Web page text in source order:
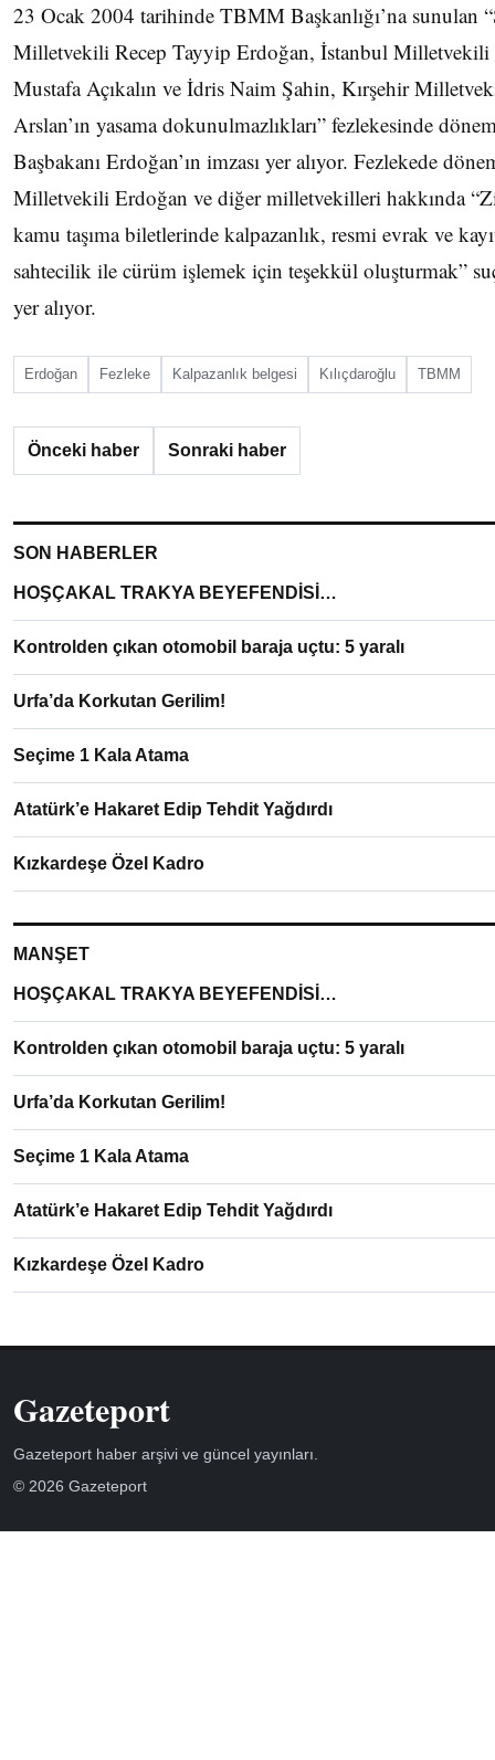
23 Ocak 2004 tarihinde TBMM Başkanlığı’na sunulan
Milletvekili Recep Tayyip Erdoğan, İstanbul Milletvekili
Mustafa Açıkalın ve İdris Naim Şahin, Kırşehir
Arslan’ın yasama dokunulmazlıkları” fezlekesinde
Başbakanı Erdoğan’ın imzası yer alıyor. Fezlekede
Milletvekili Erdoğan ve diğer milletvekilleri hakkında
kamu taşıma biletlerinde kalpazanlık, resmi evrak ve
sahtecilik ile cürüm işlemek için teşekkül oluşturmak”
yer alıyor.
Erdoğan Fezleke Kalpazanlık belgesi Kılıçdaroğlu TBMM
Önceki haber Sonraki haber
SON HABERLER
HOŞÇAKAL TRAKYA BEYEFENDİSİ…
Kontrolden çıkan otomobil baraja uçtu: 5 yaralı
Urfa’da Korkutan Gerilim!
Seçime 1 Kala Atama
Atatürk’e Hakaret Edip Tehdit Yağdırdı
Kızkardeşe Özel Kadro
MANŞET
HOŞÇAKAL TRAKYA BEYEFENDİSİ…
Kontrolden çıkan otomobil baraja uçtu: 5 yaralı
Urfa’da Korkutan Gerilim!
Seçime 1 Kala Atama
Atatürk’e Hakaret Edip Tehdit Yağdırdı
Kızkardeşe Özel Kadro
Gazeteport
Gazeteport haber arşivi ve güncel yayınları.
© 2026 Gazeteport